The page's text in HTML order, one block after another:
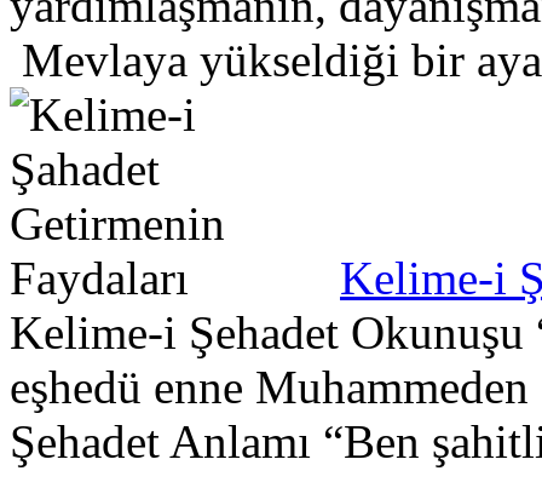
Mevlaya yükseldiği bir
Kelime-i
Kelime-i Şehadet
eşhedü enne
Şehadet Anlamı “Ben